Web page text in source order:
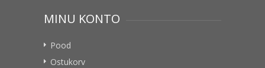
MINU KONTO
Pood
Ostukorv